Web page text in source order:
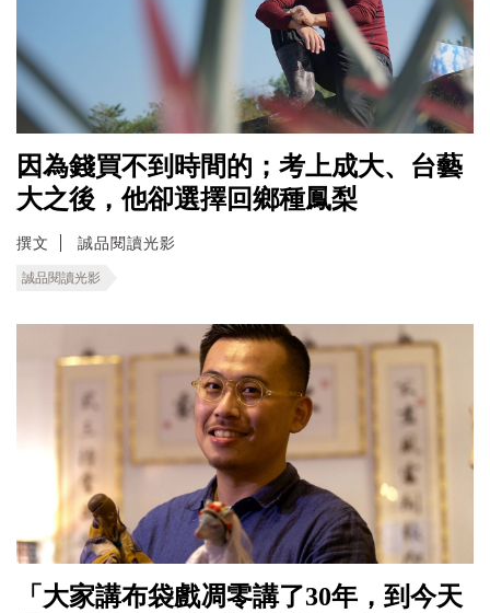
因為錢買不到時間的；考上成大、台藝
大之後，他卻選擇回鄉種鳳梨
撰文 誠品閱讀光影
誠品閱讀光影
「大家講布袋戲凋零講了30年，到今天